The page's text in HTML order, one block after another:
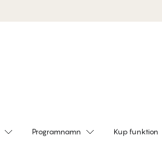
Programnamn Kup funktion